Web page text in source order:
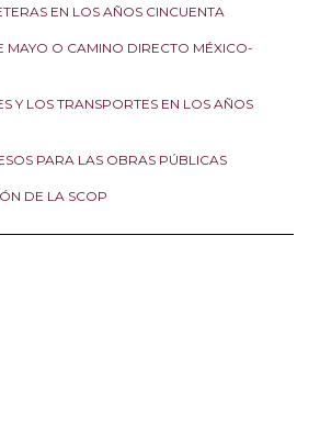
EN LOS AÑOS CINCUENTA
MAYO O CAMINO DIRECTO MÉXICO-
Y LOS TRANSPORTES EN LOS AÑOS
PARA LAS OBRAS PÚBLICAS
DE LA SCOP